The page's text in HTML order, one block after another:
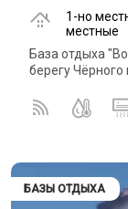
1-но
местные
База отдыха
берегу Чёрного
БАЗЫ ОТДЫХА